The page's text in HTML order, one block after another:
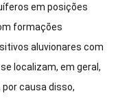
em posições
formações
aluvionares com
localizam, em geral,
causa disso,